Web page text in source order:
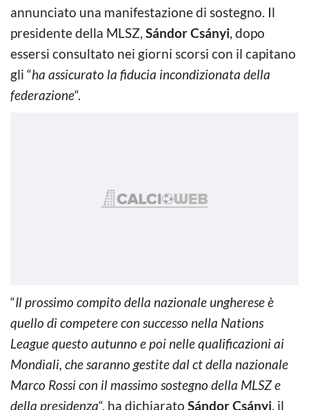
annunciato una manifestazione di sostegno. Il
presidente della MLSZ, Sándor Csányi, dopo
essersi consultato nei giorni scorsi con il capitano
gli “ha assicurato la fiducia incondizionata della
federazione“.
“Il prossimo compito della nazionale ungherese è
quello di competere con successo nella Nations
League questo autunno e poi nelle qualificazioni ai
Mondiali, che saranno gestite dal ct della nazionale
Marco Rossi con il massimo sostegno della MLSZ e
della presidenza“, ha dichiarato Sándor Csányi, il